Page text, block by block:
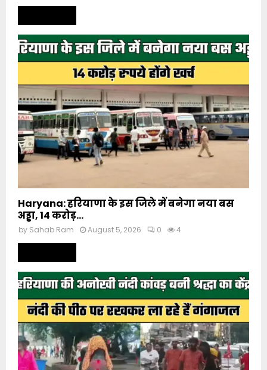
Haryana: हरियाणा के इस जिले में बनेगा नया बस
अड्डा, 14 करोड़...
by Sahab Ram August 5, 2026 0 4